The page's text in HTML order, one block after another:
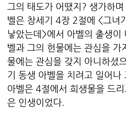
그의 태도가 어땠지? 생가하
벨은 창세기 4장 2절에 <그녀
낳았는데>에서 아벨의 출생
벨과 그의 헌물에는 관심을 가
물에는 관심을 갖지 아니하셨
기 동생 아벨을 치려고 일어나
아벨은 4절에서 희생물을 드
은 인생이었다.